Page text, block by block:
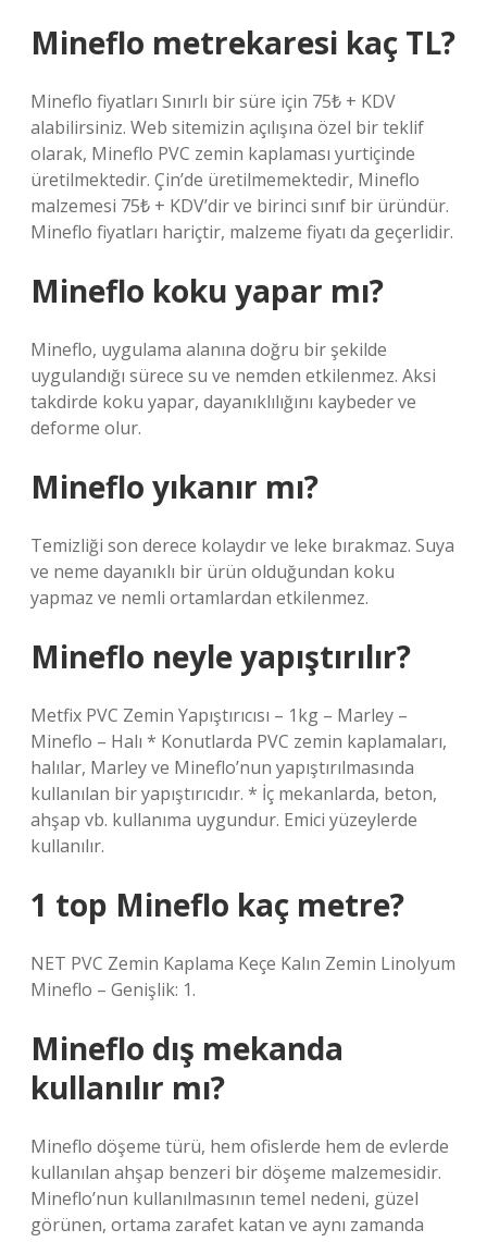
Mineflo metrekaresi kaç TL?
Mineflo fiyatları Sınırlı bir süre için 75₺ + KDV
alabilirsiniz. Web sitemizin açılışına özel bir teklif
olarak, Mineflo PVC zemin kaplaması yurtiçinde
üretilmektedir. Çin’de üretilmemektedir, Mineflo
malzemesi 75₺ + KDV’dir ve birinci sınıf bir üründür.
Mineflo fiyatları hariçtir, malzeme fiyatı da geçerlidir.
Mineflo koku yapar mı?
Mineflo, uygulama alanına doğru bir şekilde
uygulandığı sürece su ve nemden etkilenmez. Aksi
takdirde koku yapar, dayanıklılığını kaybeder ve
deforme olur.
Mineflo yıkanır mı?
Temizliği son derece kolaydır ve leke bırakmaz. Suya
ve neme dayanıklı bir ürün olduğundan koku
yapmaz ve nemli ortamlardan etkilenmez.
Mineflo neyle yapıştırılır?
Metfix PVC Zemin Yapıştırıcısı – 1kg – Marley –
Mineflo – Halı * Konutlarda PVC zemin kaplamaları,
halılar, Marley ve Mineflo’nun yapıştırılmasında
kullanılan bir yapıştırıcıdır. * İç mekanlarda, beton,
ahşap vb. kullanıma uygundur. Emici yüzeylerde
kullanılır.
1 top Mineflo kaç metre?
NET PVC Zemin Kaplama Keçe Kalın Zemin Linolyum
Mineflo – Genişlik: 1.
Mineflo dış mekanda
kullanılır mı?
Mineflo döşeme türü, hem ofislerde hem de evlerde
kullanılan ahşap benzeri bir döşeme malzemesidir.
Mineflo’nun kullanılmasının temel nedeni, güzel
görünen, ortama zarafet katan ve aynı zamanda